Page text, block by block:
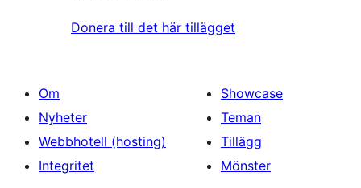
Donera till det här tillägget
Om
Nyheter
Webbhotell (hosting)
Integritet
Showcase
Teman
Tillägg
Mönster